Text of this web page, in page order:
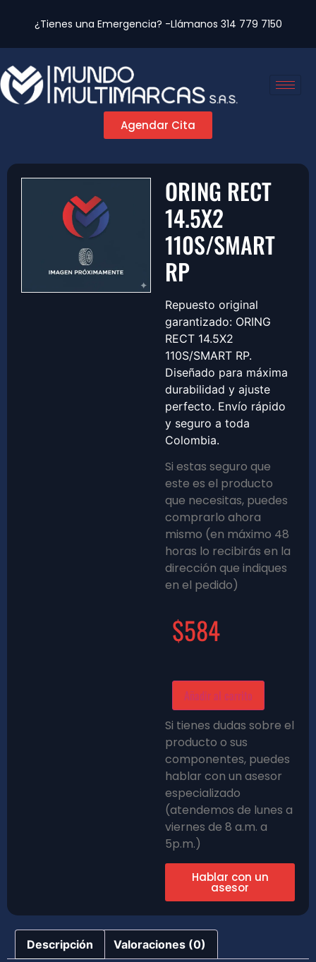
¿Tienes una Emergencia? -Llámanos 314 779 7150
Agendar Cita
ORING RECT
14.5X2
110S/SMART
RP
Repuesto original
garantizado: ORING
RECT 14.5X2
110S/SMART RP.
Diseñado para máxima
durabilidad y ajuste
perfecto. Envío rápido
y seguro a toda
Colombia.
Si estas seguro que
este es el producto
que necesitas, puedes
comprarlo ahora
mismo (en máximo 48
horas lo recibirás en la
dirección que indiques
en el pedido)
$584
Añadir al carrito
Si tienes dudas sobre el
producto o sus
componentes, puedes
hablar con un asesor
especializado
(atendemos de lunes a
viernes de 8 a.m. a
5p.m.)
Hablar con un
asesor
Descripción Valoraciones (0)